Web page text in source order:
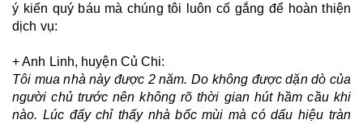
ý kiến quý báu mà chúng tôi luôn cố gắng để hoàn thiện
dịch vụ:
+ Anh Linh, huyện Củ Chi:
Tôi mua nhà này được 2 năm. Do không được dặn dò của
người chủ trước nên không rõ thời gian hút hầm cầu khi
nào. Lúc đấy chỉ thấy nhà bốc mùi mà có dấu hiệu tràn